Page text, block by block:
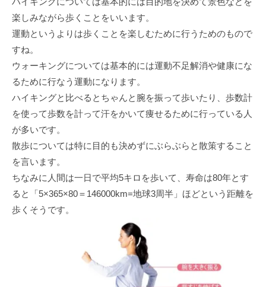
楽しみながら歩くことをいいます。
運動というよりは歩くことを楽しむために行うためのもので
すね。
ウォーキングについては基本的には運動不足解消や健康にな
るために行なう運動になります。
ハイキングと比べるとちゃんと腕を振って歩いたり、歩数計
を使って歩数を計って汗をかいて痩せるために行っている人
が多いです。
散歩については特に目的も決めずにぶらぶらと散策すること
を言います。
ちなみに人間は一日で平均5キロを歩いて、寿命は80年とす
ると「5×365×80＝146000km=地球3周半」ほどという距離を
歩くそうです。